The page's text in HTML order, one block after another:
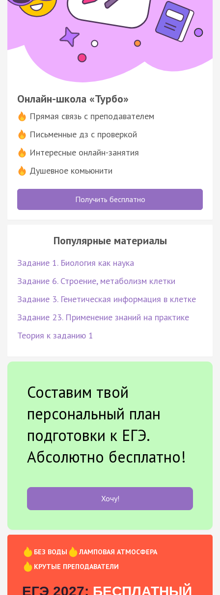
Онлайн-школа «Турбо»
Прямая связь с преподавателем
Письменные дз с проверкой
Интересные онлайн-занятия
Душевное комьюнити
Получить бесплатно
Популярные материалы
Задание 1. Биология как наука
Задание 6. Строение, метаболизм клетки
Задание 3. Генетическая информация в клетке
Задание 23. Применение знаний на практике
Теория к заданию 1
Составим твой
персональный план
подготовки к ЕГЭ.
Абсолютно бесплатно!
Хочу!
БЕЗ ВОДЫ
ЛАМПОВАЯ АТМОСФЕРА
КРУТЫЕ ПРЕПОДАВАТЕЛИ
ЕГЭ 2027: БЕСПЛАТНЫЙ